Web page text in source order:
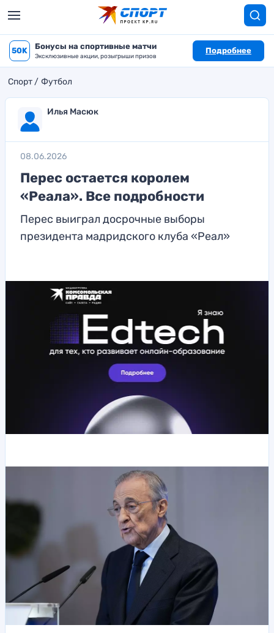
50K Бонусы на спортивные матчи
Эксклюзивные акции, розыгрыши призов
Подробнее
Спорт Футбол
Илья Масюк
08.06.2026
Перес остается королем
«Реала». Все подробности
Перес выиграл досрочные выборы
президента мадридского клуба «Реал»